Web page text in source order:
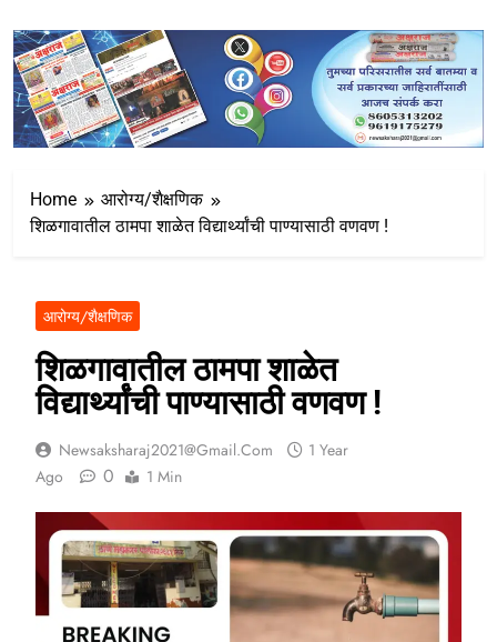
Home
आरोग्य/शैक्षणिक
शिळगावातील ठामपा शाळेत विद्यार्थ्यांची पाण्यासाठी वणवण !
आरोग्य/शैक्षणिक
शिळगावातील ठामपा शाळेत
विद्यार्थ्यांची पाण्यासाठी वणवण !
Newsaksharaj2021@gmail.com
1 Year
Ago
0 1 Min